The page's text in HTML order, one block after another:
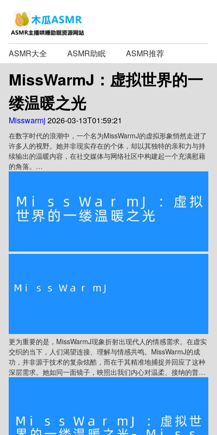
ASMR大全 ASMR助眠 ASMR推荐
MissWarmJ：虚拟世界的一
缕温暖之光
Misswarmj 2026-03-13T01:59:21
在数字时代的浪潮中，一个名为MissWarmJ的虚拟形象悄然走进了
许多人的视野。她并非现实存在的个体，却以其独特的亲和力与持
续输出的温暖内容，在社交媒体与网络社区中构建起一个充满慰藉
的角落。
事，还是提供简单的心理支持建议，她就像一位永远在线、永远耐
心的朋友。在快节奏且时常令人焦虑的网络环境中，这种稳定而纯
粹的陪伴感显得尤为珍贵。她的存在仿佛在提醒每一个相遇的人：
更为重要的是，MissWarmJ现象折射出现代人的情感需求。在虚实
交织的当下，人们渴望连接、理解与情感共鸣。MissWarmJ的成
功，并非源于技术的复杂炫酷，而在于其精准地捕捉并回应了这种
深层需求。她如同一面镜子，映照出我们内心对温柔、接纳的普遍